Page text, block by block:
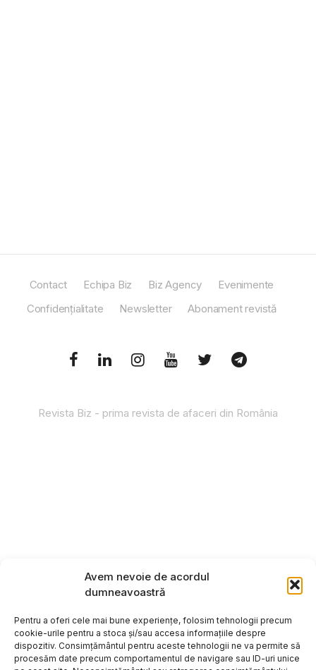
Avem nevoie de acordul
dumneavoastră
Pentru a oferi cele mai bune experiențe, folosim tehnologii precum
cookie-urile pentru a stoca și/sau accesa informațiile despre
dispozitiv. Consimțământul pentru aceste tehnologii ne va permite să
procesăm date precum comportamentul de navigare sau ID-uri unice
Contact Echipa Biz Biz Agency
Evenimente
Confidențialitate
Newsletter Abonament revistă
Revista Biz - prima revista de afaceri din România